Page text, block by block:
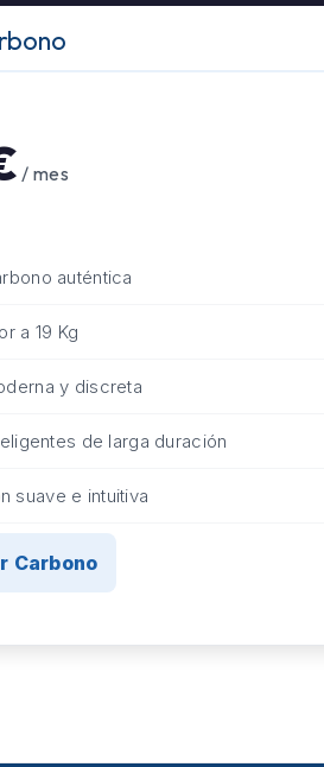
/ mes
auténtica
a 19 Kg
y discreta
de larga duración
suave e intuitiva
Carbono